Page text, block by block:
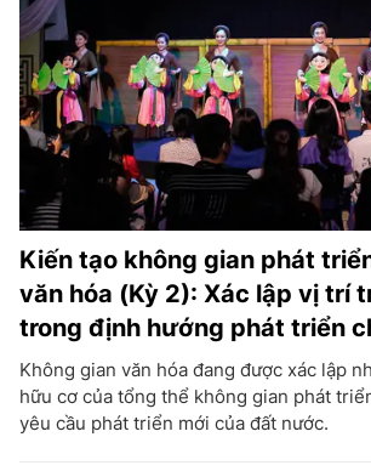
Kiến tạo không gian phát
văn hóa (Kỳ 2): Xác lập vị trí
trong định hướng phát triển
Không gian văn hóa đang được xác lập
hữu cơ của tổng thể không gian phát
yêu cầu phát triển mới của đất nước.